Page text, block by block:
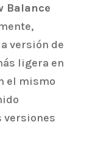
Balance
versión de
ligera en
el mismo
versiones